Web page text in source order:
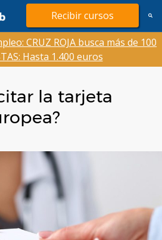
Recibir cursos
CRUZ ROJA busca más de 100
Hasta 1.400 euros
la tarjeta